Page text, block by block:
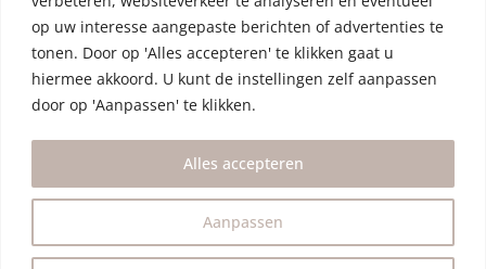
op uw interesse aangepaste berichten of advertenties te
tonen. Door op 'Alles accepteren' te klikken gaat u
hiermee akkoord. U kunt de instellingen zelf aanpassen
door op 'Aanpassen' te klikken.
Aanpassen
Alles accepteren
Algemene Voorwaarden